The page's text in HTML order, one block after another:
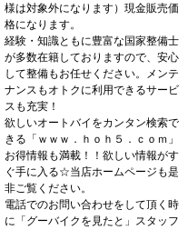
様は対象外になります）現金販売価
格になります。
経験・知識ともに豊富な国家整備士
が多数在籍しておりますので、安心
して整備もお任せください。メンテ
ナンスもオトクに利用できるサービ
スも充実！
欲しいオートバイをカンタン検索で
きる「ｗｗｗ．ｈｏｈ５．ｃｏｍ」
お得情報も満載！！欲しい情報がす
ぐ手に入る☆当店ホームページも是
非ご覧ください。
電話でのお問い合わせをして頂く時
に「グーバイクを見たと」スタッフ